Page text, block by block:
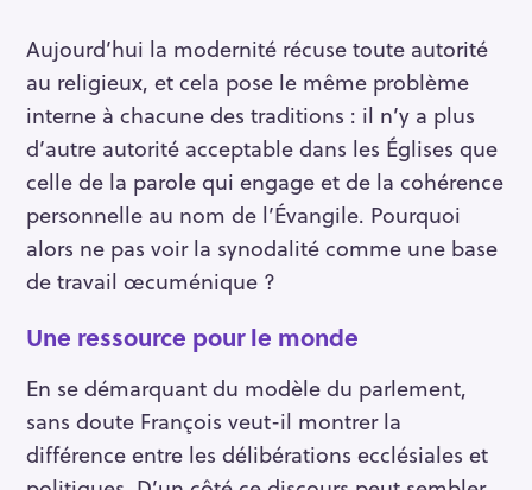
Aujourd’hui la modernité récuse toute autorité
au religieux, et cela pose le même problème
interne à chacune des traditions : il n’y a plus
d’autre autorité acceptable dans les Églises que
celle de la parole qui engage et de la cohérence
personnelle au nom de l’Évangile. Pourquoi
alors ne pas voir la synodalité comme une base
de travail œcuménique ?
Une ressource pour le monde
En se démarquant du modèle du parlement,
sans doute François veut-il montrer la
différence entre les délibérations ecclésiales et